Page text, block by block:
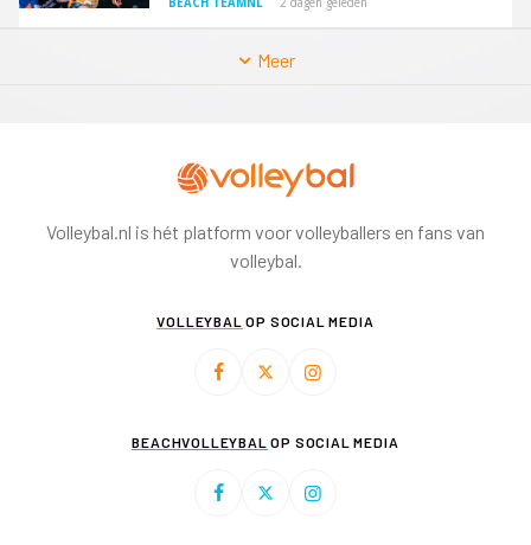
Meer
Volleybal.nl is hét platform voor volleyballers en fans van
volleybal.
VOLLEYBAL OP SOCIAL MEDIA
BEACHVOLLEYBAL OP SOCIAL MEDIA